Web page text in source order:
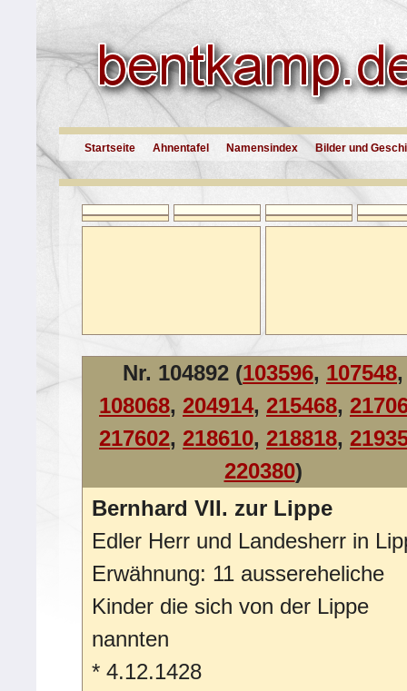
Startseite Ahnentafel Namensindex Bilder und
Nr. 104892 (103596, 107548,
108068, 204914, 215468,
217602, 218610, 218818,
220380)
Bernhard VII. zur Lippe
Edler Herr und Landesherr in
Erwähnung: 11 aussereheliche
Kinder die sich von der Lippe
nannten
* 4.12.1428